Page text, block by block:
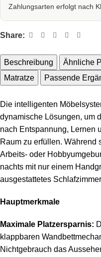
Zahlungsarten erfolgt nach
Share:
Beschreibung Ähnliche
Matratze
Passende
Die intelligenten
dynamische Lösungen, um
nach Entspannung, Lernen
Raum zu erfüllen. Während
Arbeits- oder
nachts mit nur einem
ausgestattetes
Hauptmerkmale
Maximale Platzersparnis:
klappbaren
Nichtgebrauch das